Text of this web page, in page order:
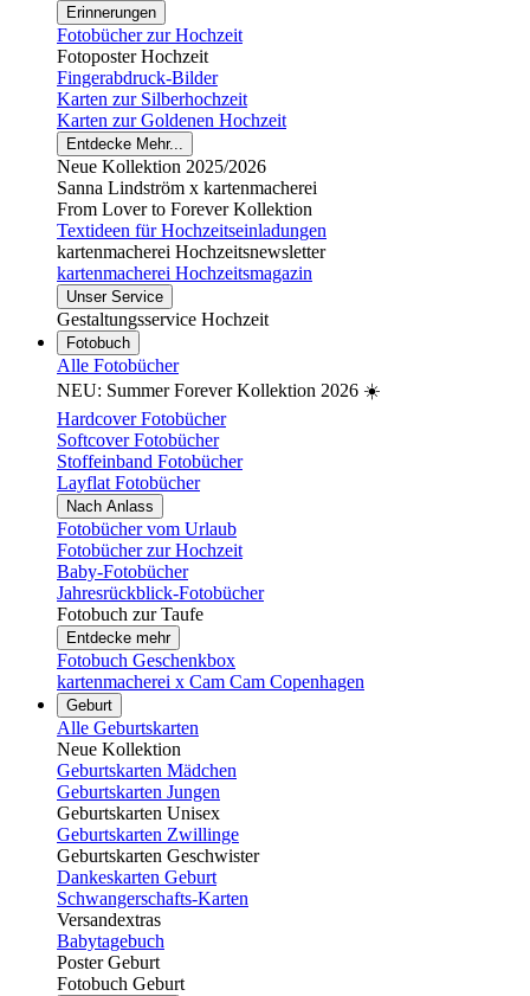
Erinnerungen
Fotobücher zur Hochzeit
Fotoposter Hochzeit
Fingerabdruck-Bilder
Karten zur Silberhochzeit
Karten zur Goldenen Hochzeit
Entdecke Mehr...
Neue Kollektion 2025/2026
Sanna Lindström x kartenmacherei
From Lover to Forever Kollektion
Textideen für Hochzeitseinladungen
kartenmacherei Hochzeitsnewsletter
kartenmacherei Hochzeitsmagazin
Unser Service
Gestaltungsservice Hochzeit
Fotobuch
Alle Fotobücher
NEU: Summer Forever Kollektion 2026 ☀️
Hardcover Fotobücher
Softcover Fotobücher
Stoffeinband Fotobücher
Layflat Fotobücher
Nach Anlass
Fotobücher vom Urlaub
Fotobücher zur Hochzeit
Baby-Fotobücher
Jahresrückblick-Fotobücher
Fotobuch zur Taufe
Entdecke mehr
Fotobuch Geschenkbox
kartenmacherei x Cam Cam Copenhagen
Geburt
Alle Geburtskarten
Neue Kollektion
Geburtskarten Mädchen
Geburtskarten Jungen
Geburtskarten Unisex
Geburtskarten Zwillinge
Geburtskarten Geschwister
Dankeskarten Geburt
Schwangerschafts-Karten
Versandextras
Babytagebuch
Poster Geburt
Fotobuch Geburt